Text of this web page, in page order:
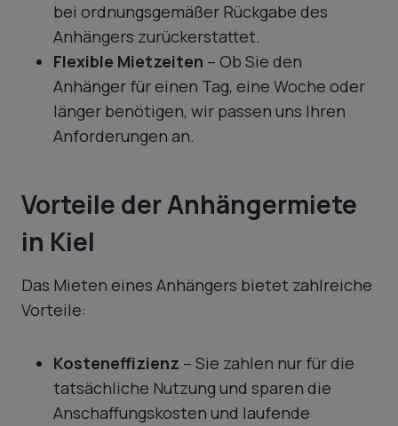
bei ordnungsgemäßer Rückgabe des
Anhängers zurückerstattet.
Flexible Mietzeiten – Ob Sie den
Anhänger für einen Tag, eine Woche oder
länger benötigen, wir passen uns Ihren
Anforderungen an.
Vorteile der Anhängermiete
in Kiel
Das Mieten eines Anhängers bietet zahlreiche
Vorteile:
Kosteneffizienz – Sie zahlen nur für die
tatsächliche Nutzung und sparen die
Anschaffungskosten und laufende